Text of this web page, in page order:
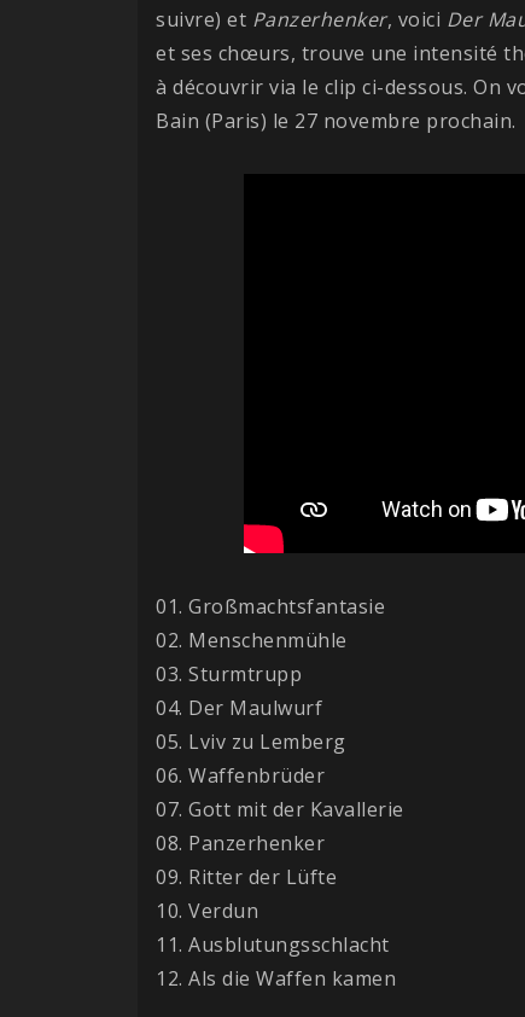
suivre) et Panzerhenker, voici Der
et ses chœurs, trouve une intensité
à découvrir via le clip ci-dessous. On
Bain (Paris) le 27 novembre prochain.
01. Großmachtsfantasie
02. Menschenmühle
03. Sturmtrupp
04. Der Maulwurf
05. Lviv zu Lemberg
06. Waffenbrüder
07. Gott mit der Kavallerie
08. Panzerhenker
09. Ritter der Lüfte
10. Verdun
11. Ausblutungsschlacht
12. Als die Waffen kamen